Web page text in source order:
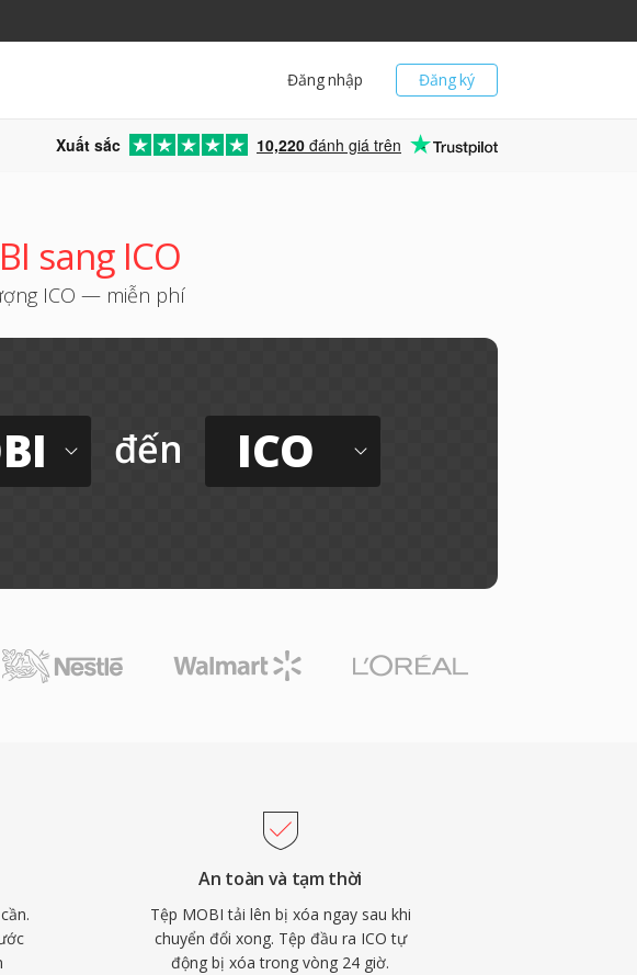
Đăng ký
Đăng nhập
Xuất sắc 10,220 đánh giá trên
sang ICO
ICO — miễn phí
đến ICO
An toàn và tạm thời
Tệp MOBI tải lên bị xóa ngay sau khi
chuyển đổi xong. Tệp đầu ra ICO tự
động bị xóa trong vòng 24 giờ.